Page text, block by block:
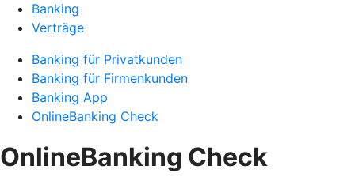
Banking
Verträge
Banking für Privatkunden
Banking für Firmenkunden
Banking App
OnlineBanking Check
OnlineBanking Check